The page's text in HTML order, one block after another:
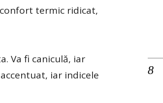
termic ridicat,
Va fi caniculă, iar
iar indicele